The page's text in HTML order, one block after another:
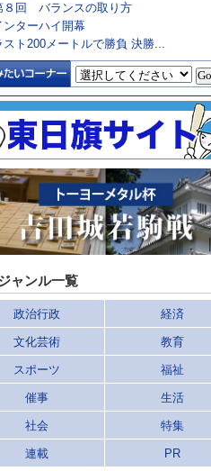
８回 バランスの取り方
ンターハイ開幕
スト200メートルで勝負 決勝...
ャンル一覧
政治行政 経済
文化芸術 教育
スポーツ 福祉
催事 生活
社会 特集
連載 PR